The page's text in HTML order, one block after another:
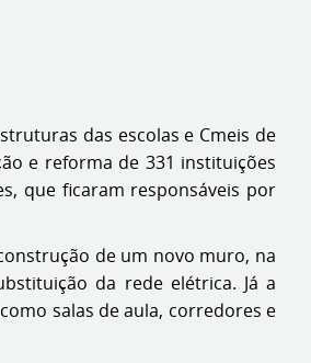
das escolas e Cmeis de
e reforma de 331 instituições
que ficaram responsáveis por
de um novo muro, na
da rede elétrica. Já a
salas de aula, corredores e